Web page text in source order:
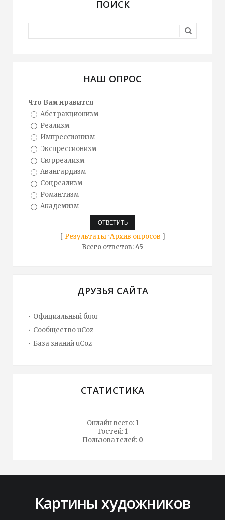
ПОИСК
НАШ ОПРОС
Что Вам нравится
Абстракционизм
Реализм
Импрессионизм
Экспрессионизм
Сюрреализм
Авангардизм
Соцреализм
Романтизм
Академизм
[ Результаты·Архив опросов ]
Всего ответов:45
ДРУЗЬЯ САЙТА
Официальный блог
Сообщество uCoz
База знаний uCoz
СТАТИСТИКА
Онлайн всего:1
Гостей:1
Пользователей: 0
Картины художников